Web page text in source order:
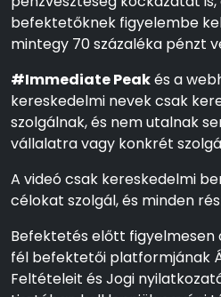
befektetőknek figyelembe
mintegy 70 százaléka pénzt
#Immediate Peakés a
kereskedelmi nevek csak
szolgálnak, és nem utalnak
vállalatra vagy konkrét
A videó csak kereskedelmi
célokat szolgál, és minden
Befektetés előtt figyelmesen
fél befektetői platformjának
Feltételeit és Jogi